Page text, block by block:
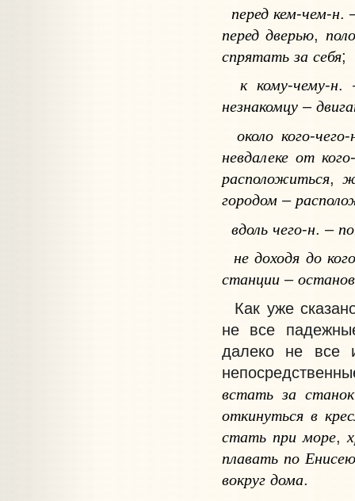
перед кем-чем-н.
перед дверью,
спрятать за себя;
к кому-чему-н.
незнакомцу–
около кого-чего-
невдалеке от кого
расположиться,
городом–
вдоль чего-н. –
не доходя до
станции–
Как уже
не все
далеко не все
встать за станок
откинуться в
стать при море,
плавать по
вокруг дома.